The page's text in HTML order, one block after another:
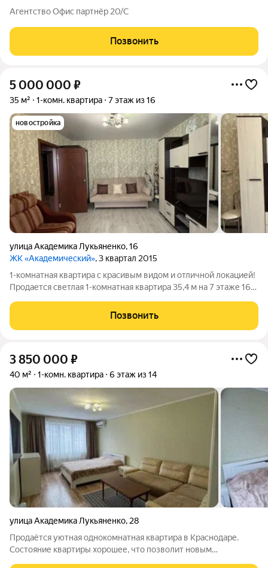
мебель и техника остаются новым владельцам После покупки
можно сразу заехать и жить без дополнительных вложений.
Из окон открывается приятный
Агентство Офис партнёр 20/С
Позвонить
5 000 000 ₽
35 м² 1-комн. квартира 7 этаж из 16
новостройка
улица Академика Лукьяненко,16
ЖК «Академический», 3 квартал 2015
1-комнатная квартира с красивым видом и отличной локацией!
Продается светлая 1-комнатная квартира 35,4 м на 7 этаже 16-
кухней и застекленными балконом и лоджией. Частично
остается мебель. Дом
Позвонить
3 850 000 ₽
40 м² 1-комн. квартира 6 этаж из 14
улица Академика Лукьяненко, 28
Продаётся уютная однокомнатная квартира в Краснодаре.
Состояние квартиры хорошее, что позволит новым